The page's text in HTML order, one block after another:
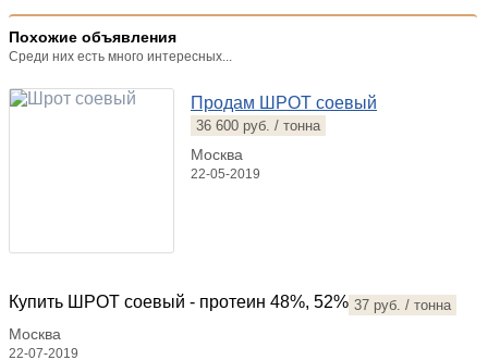
Похожие объявления
Среди них есть много интересных...
Продам ШРОТ соевый
36 600 руб. / тонна
Москва
22-05-2019
Купить ШРОТ соевый - протеин 48%, 52% 37 руб. / тонна
Москва
22-07-2019